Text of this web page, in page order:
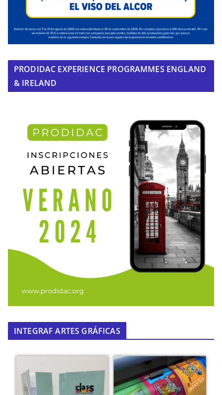
PRODIDAC EXPERIENCE PROGRAMMES ENGLAND
& IRELAND
INTEGRAF ARTES GRÁFICAS